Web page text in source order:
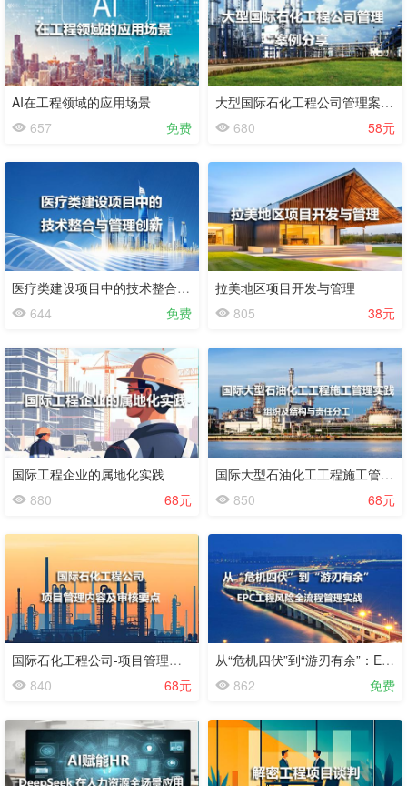
AI在工程领域的应用场景
657
免费
试
看
大型国际石化工程公司管理案例分享
680
58元
医疗类建设项目中的技术整合与管理创新
644
免费
拉美地区项目开发与管理
805
38元
国际工程企业的属地化实践
880
68元
国际大型石油化工工程施工管理实践-组织及结构与责任分工
850
68元
国际石化工程公司-项目管理内容及审核要点
840
68元
试
从“危机四伏”到“游刃有余”：EPC工程风险全流程管理实战
862
免费